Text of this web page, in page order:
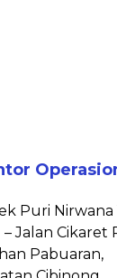
Puri Nirwana
– Jalan Cikaret
Pabuaran,